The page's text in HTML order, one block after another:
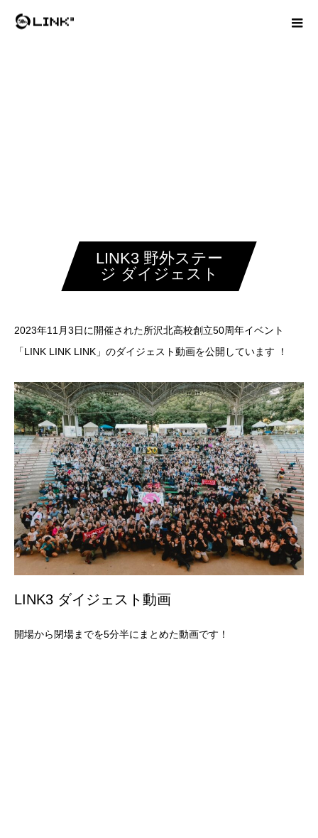
LINK3 野外ステー
ジ ダイジェスト
2023年11月3日に開催された所沢北高校創立50周年イベント
「LINK LINK LINK」のダイジェスト動画を公開しています ！
LINK3 ダイジェスト動画
開場から閉場までを5分半にまとめた動画です！